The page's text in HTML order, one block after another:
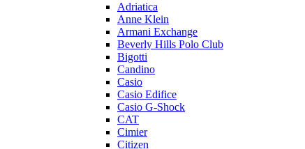
Adriatica
Anne Klein
Armani Exchange
Beverly Hills Polo Club
Bigotti
Candino
Casio
Casio Edifice
Casio G-Shock
CAT
Cimier
Citizen